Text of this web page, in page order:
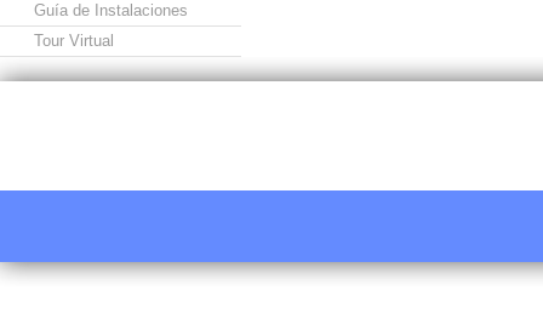
Guía de Instalaciones
Tour Virtual